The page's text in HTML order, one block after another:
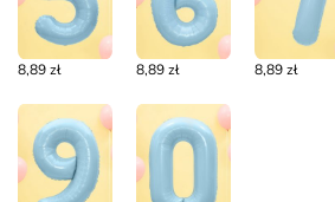
8,89 zł 8,89 zł 8,89 zł